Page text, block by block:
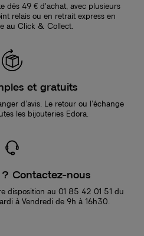
dès 49 € d’achat, avec plusieurs
relais ou en retrait express en
au Click & Collect.
et gratuits
d’avis. Le retour ou l’échange
les bijouteries Edora.
Contactez-nous
disposition au 01 85 42 01 51 du
à Vendredi de 9h à 16h30.